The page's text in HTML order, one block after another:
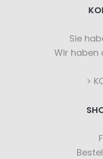
Sie
Wir haben
>